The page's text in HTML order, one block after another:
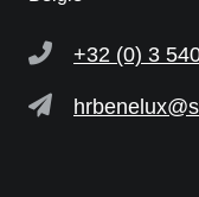
+32 (0) 3